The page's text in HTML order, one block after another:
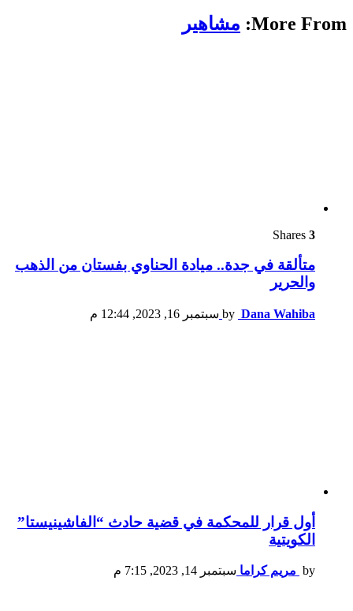
More From: مشاهير
3
متألقة في جدة.. ميادة الحناوي بفستان من الذهب
والحرير
by Dana Wahiba سبتمبر 16, 2023, 12:44 م
أول قرار للمحكمة في قضية حادث “الفاشينيستا”
الكويتية
by مريم كراما سبتمبر 14, 2023, 7:15 م